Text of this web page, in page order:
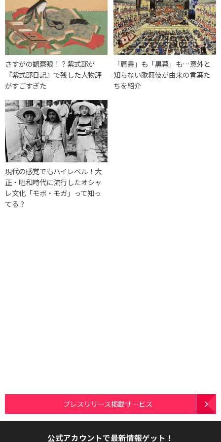
さすがの観察眼！？紫式部が
『紫式部日記』で残した人物評
がすごすぎた
「肩書」も「黒幕」も…意外と
知らない歌舞伎が由来の言葉た
ちを紹介
現代の感覚でもハイレベル！大
正・昭和時代に流行したオシャ
レ文化「モボ・モガ」って知っ
てる？
プレスリリース掲載サービス
公式アカウントで最新情報ゲット！